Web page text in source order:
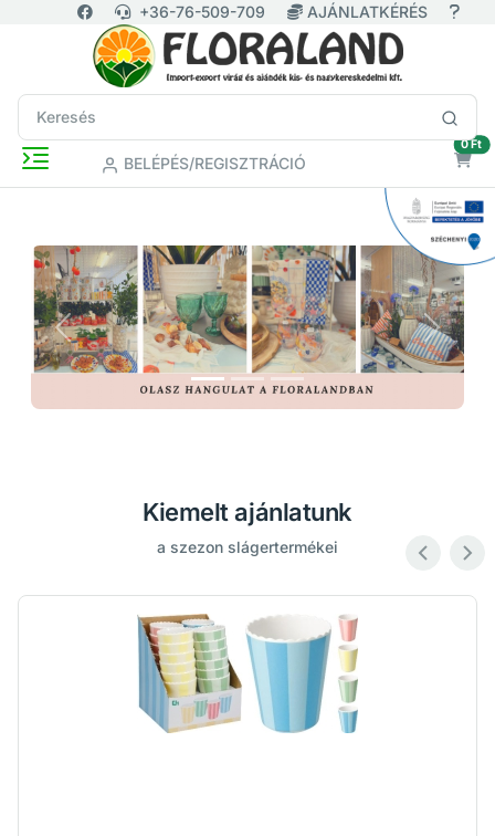
+36-76-509-709 AJÁNLATKÉRÉS
BELÉPÉS/REGISZTRÁCIÓ
0 Ft
Previous Next
Kiemelt ajánlatunk
a szezon slágertermékei